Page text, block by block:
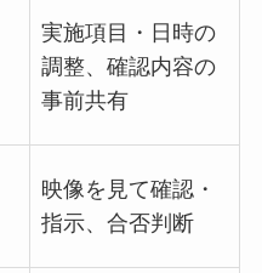
実施項目・日時の
調整、確認内容の
事前共有
映像を見て確認・
指示、合否判断